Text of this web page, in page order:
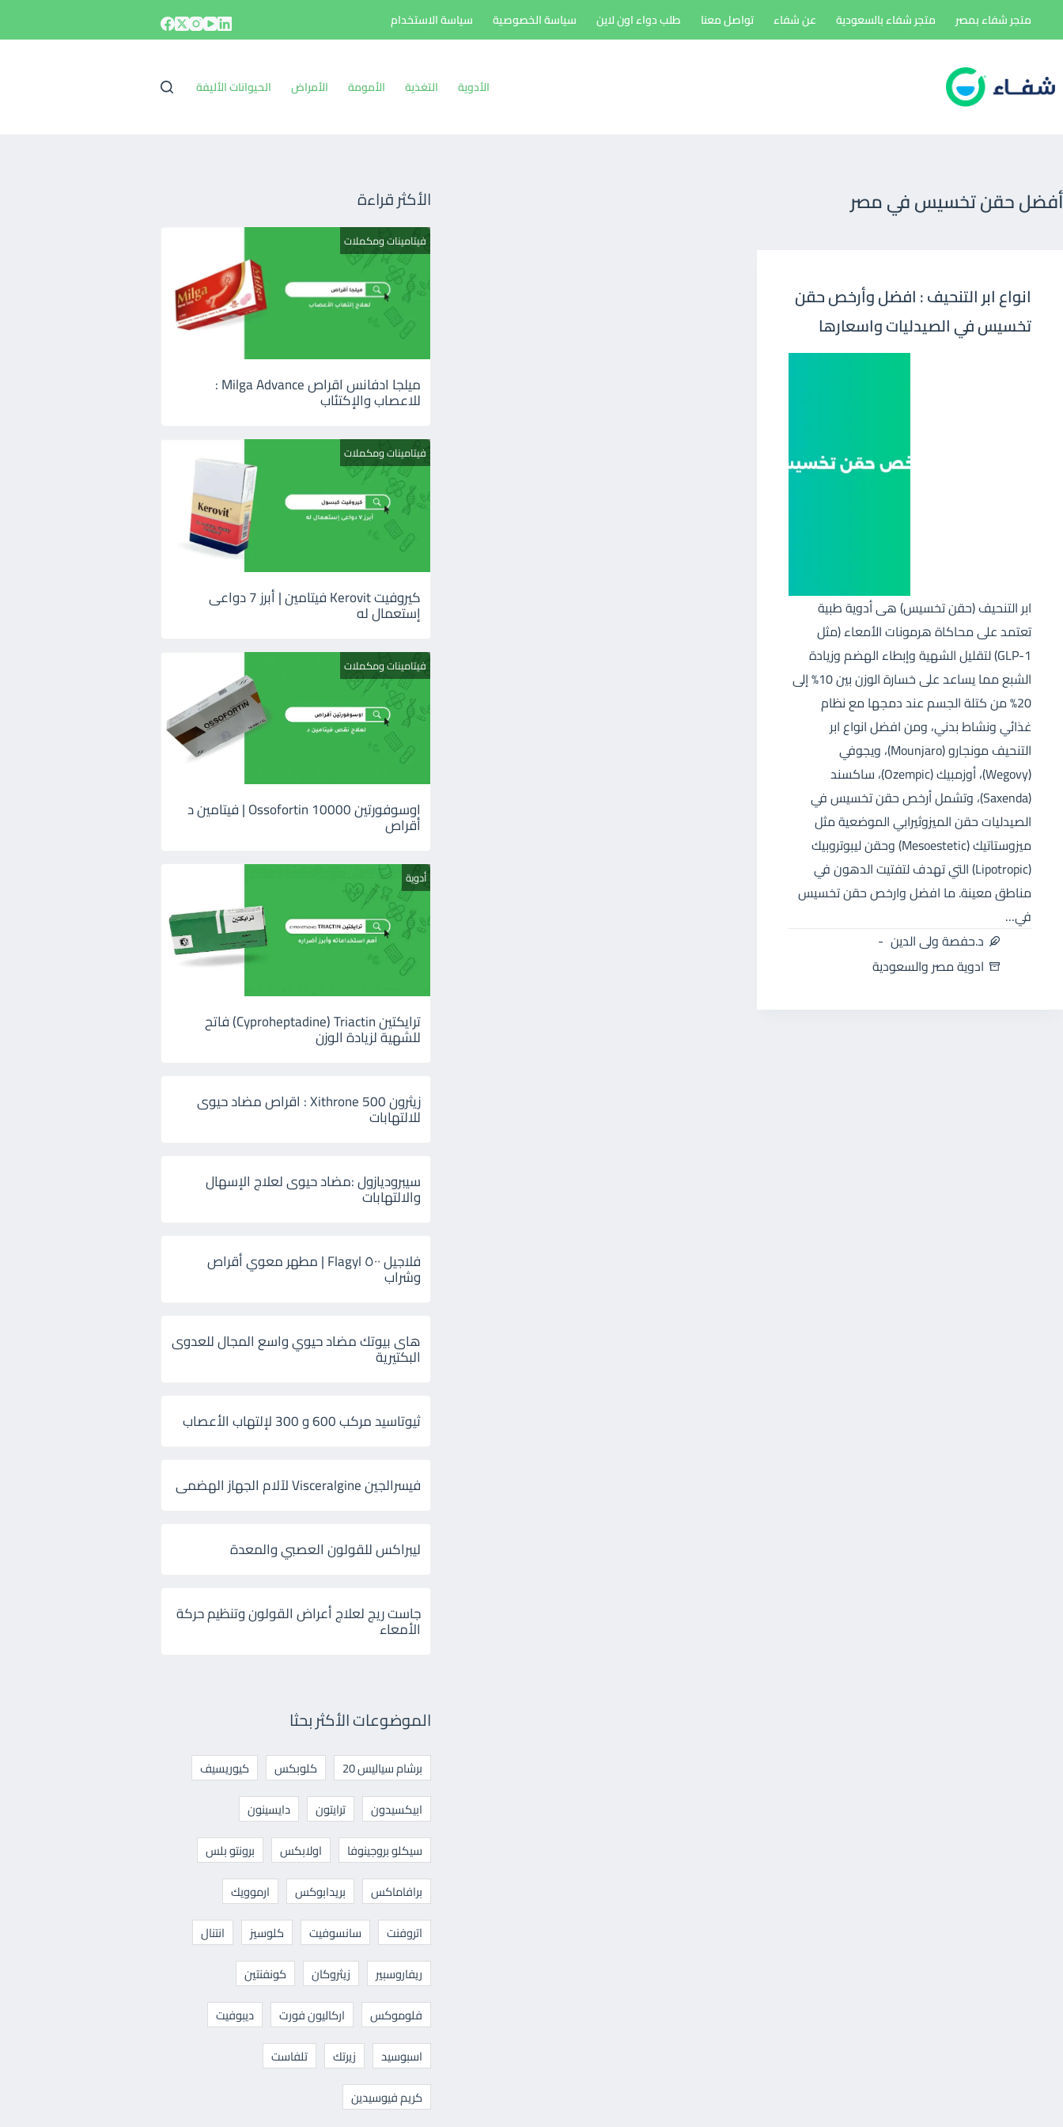
إلى
متجر شفاء بمصر متجر شفاء بالسعودية عن شفاء تواصل معنا طلب دواء اون لاين سياسة الخصوصية سياسة الاستخدام
الأدوية التغذية الأمومة الأمراض الحيوانات الأليفة
أفضل حقن تخسيس في مصر
انواع ابر التنحيف : افضل وأرخص حقن
تخسيس في الصيدليات واسعارها
ابر التنحيف (حقن تخسيس) هى أدوية طبية
تعتمد على محاكاة هرمونات الأمعاء (مثل
GLP-1) لتقليل الشهية وإبطاء الهضم وزيادة
الشبع مما يساعد على خسارة الوزن بين 10% إلى
20% من كتلة الجسم عند دمجها مع نظام
غذائي ونشاط بدني، ومن افضل انواع ابر
التنحيف مونجارو (Mounjaro)، ويجوفي
(Wegovy)، أوزمبيك (Ozempic)، ساكسند
(Saxenda)، وتشمل أرخص حقن تخسيس في
الصيدليات حقن الميزوثيرابي الموضعية مثل
ميزوستاتيك (Mesoestetic) وحقن ليبوتروبيك
(Lipotropic) التي تهدف لتفتيت الدهون في
مناطق معينة. ما افضل وارخص حقن تخسيس
في…
د.حفصة ولى الدين
ادوية مصر والسعودية
الأكثر قراءة
فيتامينات ومكملات
ميلجا ادفانس اقراص Milga Advance :
للاعصاب والإكتئاب
فيتامينات ومكملات
كيروفيت Kerovit فيتامين | أبرز 7 دواعى
إستعمال له
فيتامينات ومكملات
اوسوفورتين 10000 Ossofortin | فيتامين د
أقراص
أدوية
ترايكتين Cyproheptadine) Triactin) فاتح
للشهية لزيادة الوزن
زيثرون 500 Xithrone : اقراص مضاد حيوى
للالتهابات
سيبروديازول :مضاد حيوى لعلاج الإسهال
والالتهابات
فلاجيل ٥٠٠ Flagyl | مطهر معوي أقراص
وشراب
هاى بيوتك مضاد حيوي واسع المجال للعدوى
البكتيرية
ثيوتاسيد مركب 600 و 300 لإلتهاب الأعصاب
فيسرالجين Visceralgine لآلام الجهاز الهضمى
ليبراكس للقولون العصبي والمعدة
جاست ريج لعلاج أعراض القولون وتنظيم حركة
الأمعاء
الموضوعات الأكثر بحثا
برشام سياليس 20 كلوبكس
كيوريسيف
ابيكسيدون
ترايتون
دايسينون
سيكلو بروجينوفا
اولابكس
برونتو بلس
برافاماكس
بريدابوكس
ارموويك
اتروفنت
سانسوفيت كلوسيز
انتنال
ريفاروسبير
زيثروكان
كونفنتين
فلوموكس
اركاليون فورت
ديبوفيت
اسبوسيد
زيرتك
تلفاست
كريم فيوسيدين